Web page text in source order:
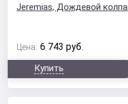
Jeremias, Дождевой
Цена: 6 743 руб.
Купить